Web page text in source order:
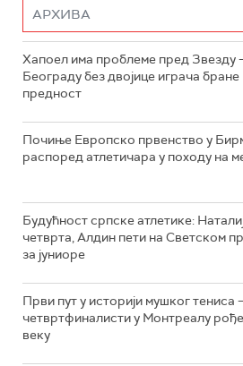
Хапоел има проблеме пред Звезду
Београду без двојице играча бране
предност
Почиње Европско првенство у
распоред атлетичара у походу на
Будућност српске атлетике:
четврта, Алдин пети на Светском
за јуниоре
Први пут у историји мушког тениса
четвртфиналисти у Монтреалу
веку